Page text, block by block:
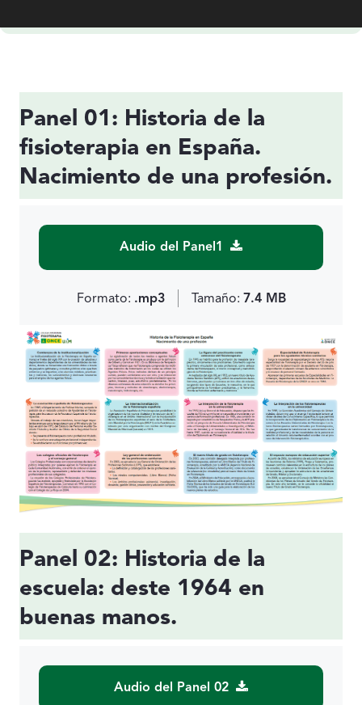
Panel 01: Historia de la
fisioterapia en España.
Nacimiento de una profesión.
Audio del Panel1
Formato: .mp3 Tamaño: 7.4 MB
Panel 02: Historia de la
escuela: deste 1964 en
buenas manos.
Audio del Panel 02